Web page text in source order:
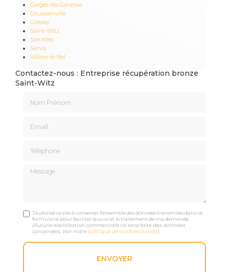
Garges-lès-Gonesse
Goussainville
Groslay
Saint-Witz
Sarcelles
Senlis
Villiers-le-Bel
Contactez-nous : Entreprise récupération bronze
Saint-Witz
Message
J'autorise ce site à conserver l'ensemble des données transmises dans ce
formulaire pour faciliter le suivi et le traitement de ma demande.
(Aucune exploitation commerciale ne sera faite des données
conservées. Voir notrepolitique de confidentialité)